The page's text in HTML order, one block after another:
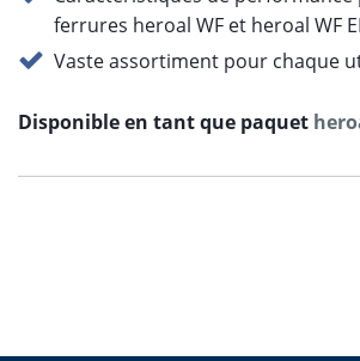
ferrures heroal WF et heroal WF
Vaste assortiment pour chaque
Disponible en tant que paquet